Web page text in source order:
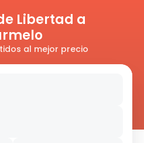
Libertad a
al mejor precio